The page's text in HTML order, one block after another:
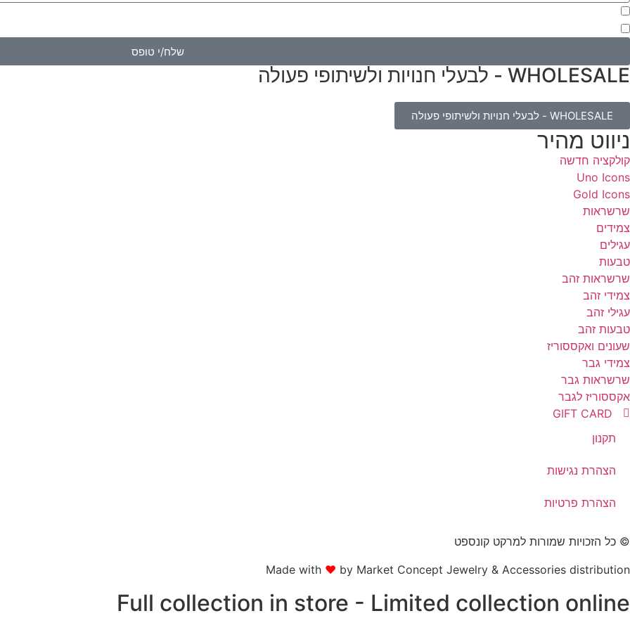
שלח/י טופס
WHOLESALE - לבעלי חנויות ולשיתופי פעולה
WHOLESALE - לבעלי חנויות ולשיתופי פעולה
ניווט מהיר
קולקציה חדשה
Uno Icons
Gold Icons
שרשראות
צמידים
עגילים
טבעות
שרשראות זהב
צמידי זהב
עגילי זהב
טבעות זהב
שעונים ואקססוריז
צמידי גבר
שרשראות גבר
אקססוריז לגבר
GIFT CARD
תקנון
הצהרת נגישות
הצהרת פרטיות
© כל הזכויות שמורות למרקט קונספט
Made with ❤ by Market Concept Jewelry & Accessories distribution
Full collection in store - Limited collection online